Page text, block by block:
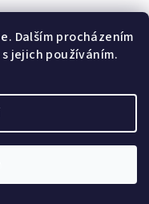
Dalším procházením
jejich používáním.
od kupní smlouvy,
na příslušnou kontaktní
podmínkách či
účtu kupujícího).
pošty, a to na adresu
v uživatelském účtu
resp. na adresu